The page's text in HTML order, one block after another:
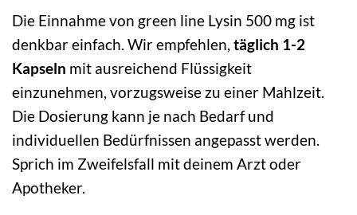
Die Einnahme von green line Lysin 500 mg ist
denkbar einfach. Wir empfehlen, täglich 1-2
Kapseln mit ausreichend Flüssigkeit
einzunehmen, vorzugsweise zu einer Mahlzeit.
Die Dosierung kann je nach Bedarf und
individuellen Bedürfnissen angepasst werden.
Sprich im Zweifelsfall mit deinem Arzt oder
Apotheker.